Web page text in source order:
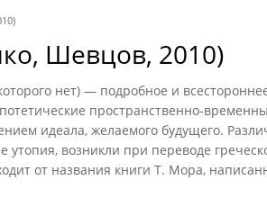
Шевцов, 2010)
нет) — подробное и
пространственно-
идеала, желаемого будущего.
утопия, возникли при переводе
от названия книги Т. Мора,